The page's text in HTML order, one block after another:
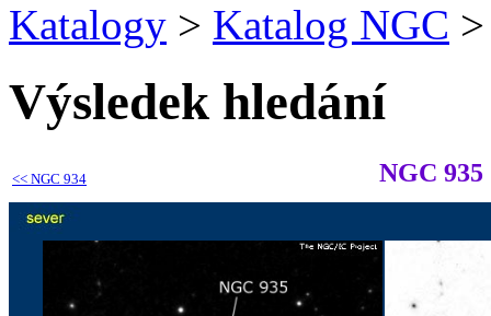
Katalogy > Katalog NGC >
Výsledek hledání
<< NGC 934 NGC 935